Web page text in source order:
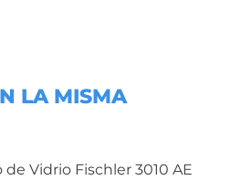
LA MISMA